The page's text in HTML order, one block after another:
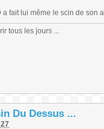
fait lui même le scin de son
tous les jours ...
Du Dessus ...